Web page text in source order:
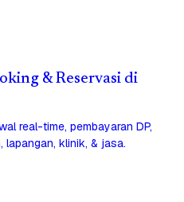
& Reservasi di
real-time, pembayaran DP,
klinik, & jasa.